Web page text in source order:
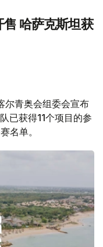
哈萨克斯坦获
尔青奥会组委会宣布
已获得11个项目的参
名单。